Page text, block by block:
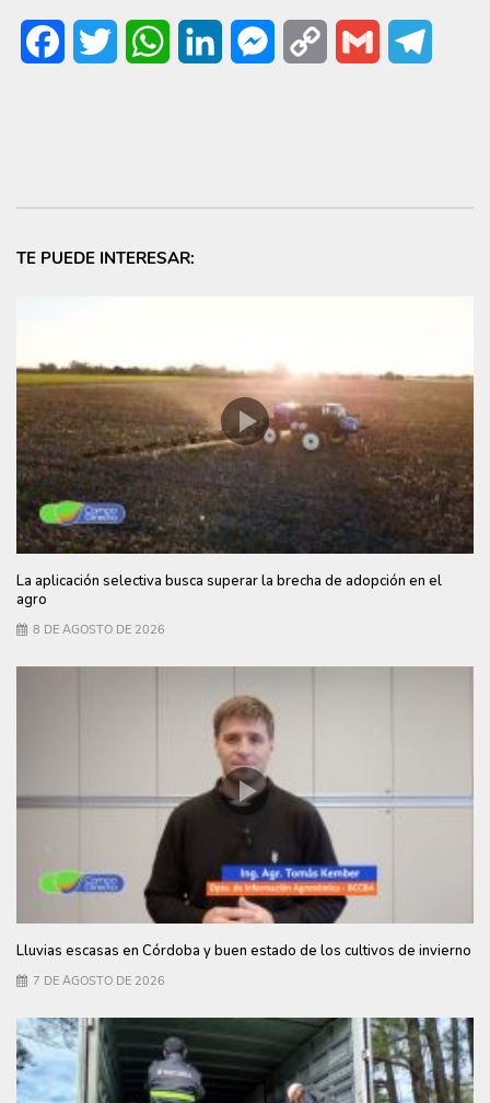
FacebookTwitter WhatsAppLinkedIn Messenger
Copy
Gmail
TE PUEDE INTERESAR:
La aplicación selectiva busca superar la brecha de adopción en el
agro
8 DE AGOSTO DE 2026
Lluvias escasas en Córdoba y buen estado de los cultivos de invierno
7 DE AGOSTO DE 2026